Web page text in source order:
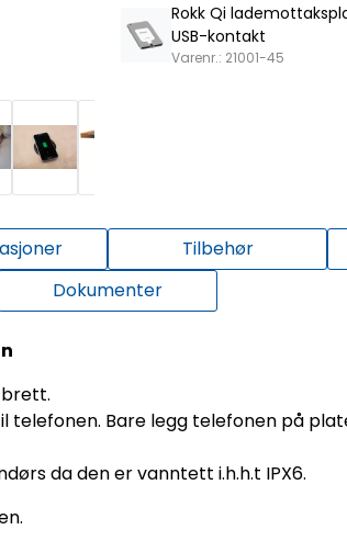
Tilbehør
Dokumenter
telefonen. Bare legg telefonen på
da den er vanntett i.h.h.t IPX6.
Rokk Qi
USB-kontakt
Varenr.: 21001-45